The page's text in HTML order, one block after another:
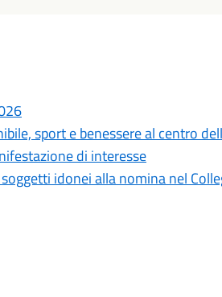
sport e benessere al centro
di interesse
idonei alla nomina nel